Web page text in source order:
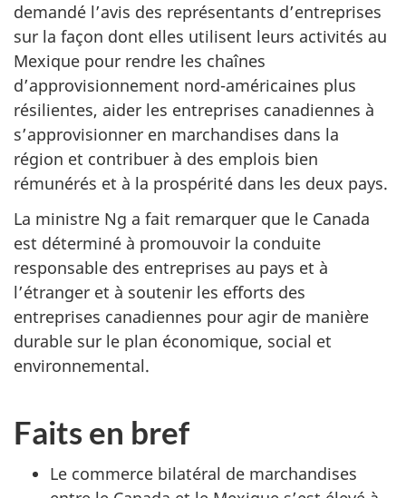
demandé l’avis des représentants d’entreprises
sur la façon dont elles utilisent leurs activités au
Mexique pour rendre les chaînes
d’approvisionnement nord-américaines plus
résilientes, aider les entreprises canadiennes à
s’approvisionner en marchandises dans la
région et contribuer à des emplois bien
rémunérés et à la prospérité dans les deux pays.
La ministre Ng a fait remarquer que le Canada
est déterminé à promouvoir la conduite
responsable des entreprises au pays et à
l’étranger et à soutenir les efforts des
entreprises canadiennes pour agir de manière
durable sur le plan économique, social et
environnemental.
Faits en bref
Le commerce bilatéral de marchandises